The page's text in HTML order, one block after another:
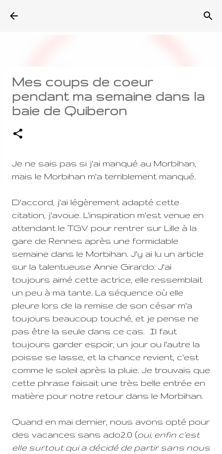
Mes coups de coeur
pendant ma semaine dans la
baie de Quiberon
Je ne sais pas si j'ai manqué au Morbihan,
mais le Morbihan m'a terriblement manqué.
D'accord, j'ai légèrement adapté cette
citation, j'avoue. L'inspiration m'est venue en
attendant le TGV pour rentrer sur Lille à la
gare de Rennes après une formidable
semaine dans le Morbihan. J'y ai lu un article
sur la talentueuse Annie Girardo. J'ai
toujours aimé cette actrice, elle ressemblait
un peu à ma tante. La séquence où elle
pleure lors de la remise de son césar m'a
toujours beaucoup touché, et je pense ne
pas être la seule dans ce cas. Il faut
toujours garder espoir, un jour ou l'autre la
poisse se lasse, et la chance revient, c'est
comme le soleil après la pluie. Je trouvais que
cette phrase faisait une très belle entrée en
matière pour notre retour dans le Morbihan.
Quand en mai dernier, nous avons opté pour
des vacances sans ado2.0 (oui, enfin c'est
elle surtout qui a décidé de partir sans nous